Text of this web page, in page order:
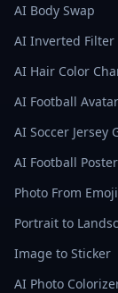
AI Body Swap
AI Inverted Filter
AI Hair Color
AI Football
AI Soccer Jersey
AI Football
Photo From Emoji
Portrait to
Image to Sticker
AI Photo